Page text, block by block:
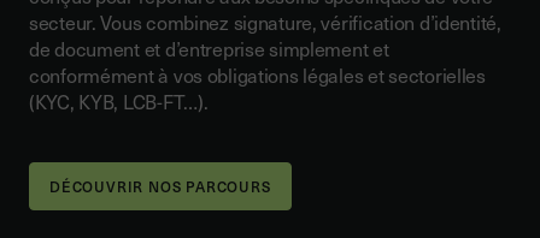
secteur. Vous combinez signature, vérification d’identité,
de document et d’entreprise simplement et
conformément à vos obligations légales et sectorielles
(KYC, KYB, LCB-FT…).
DÉCOUVRIR NOS PARCOURS